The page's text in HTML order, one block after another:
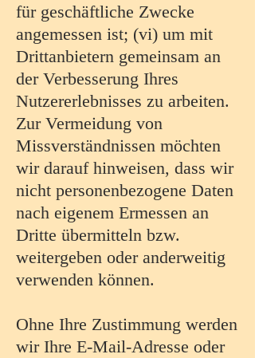
für geschäftliche Zwecke
angemessen ist; (vi) um mit
Drittanbietern gemeinsam an
der Verbesserung Ihres
Nutzererlebnisses zu arbeiten.
Zur Vermeidung von
Missverständnissen möchten
wir darauf hinweisen, dass wir
nicht personenbezogene Daten
nach eigenem Ermessen an
Dritte übermitteln bzw.
weitergeben oder anderweitig
verwenden können.
Ohne Ihre Zustimmung werden
wir Ihre E-Mail-Adresse oder